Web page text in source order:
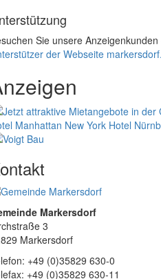
Sie unsere
der Webseite
Manhattan New York Hotel
Markersdorf
3
Markersdorf
+49 (0)35829 630-0
+49 (0)35829 630-11